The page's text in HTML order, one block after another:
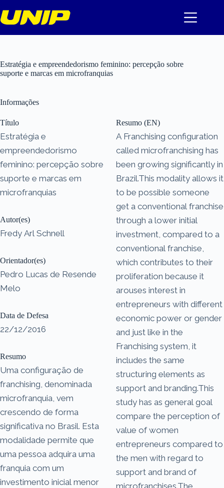
para
o
Estratégia e empreendedorismo feminino: percepção sobre
suporte e marcas em microfranquias
Informações
Título
Estratégia e
empreendedorismo
feminino: percepção sobre
suporte e marcas em
microfranquias
Autor(es)
Fredy Arl Schnell
Orientador(es)
Pedro Lucas de Resende
Melo
Data de Defesa
22/12/2016
Resumo
Uma configuração de
franchising, denominada
microfranquia, vem
crescendo de forma
significativa no Brasil. Esta
modalidade permite que
uma pessoa adquira uma
franquia com um
investimento inicial menor
Resumo (EN)
A Franchising configuration
called microfranchising has
been growing significantly in
Brazil.This modality allows it
to be possible someone
get a conventional franchise
through a lower initial
investment, compared to a
conventional franchise,
which contributes to their
proliferation because it
arouses interest in
entrepreneurs with different
economic power or gender
and just like in the
Franchising system, it
includes the same
structuring elements as
support and branding.This
study has as general goal
compare the perception of
value of women
entrepreneurs compared to
the men with regard to
support and brand of
microfranchises.The